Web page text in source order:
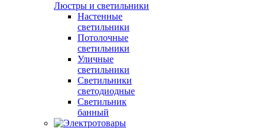
Люстры и светильники
Настенные
светильники
Потолочные
светильники
Уличные
светильники
Светильники
светодиодные
Светильник
банный